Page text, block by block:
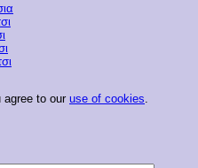
agree to our use of cookies.